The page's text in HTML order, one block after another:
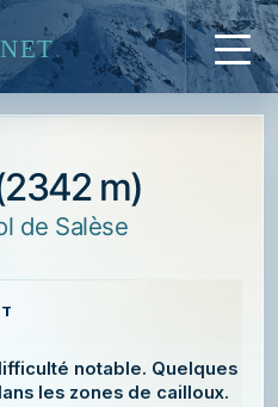
NET
m)
de Salèse
notable. Quelques
les zones de cailloux.